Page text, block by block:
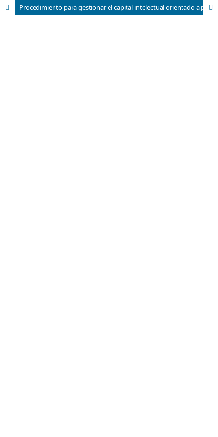
Procedimiento para gestionar el capital intelectual orientado a potenciar la innovación en una empresa de software